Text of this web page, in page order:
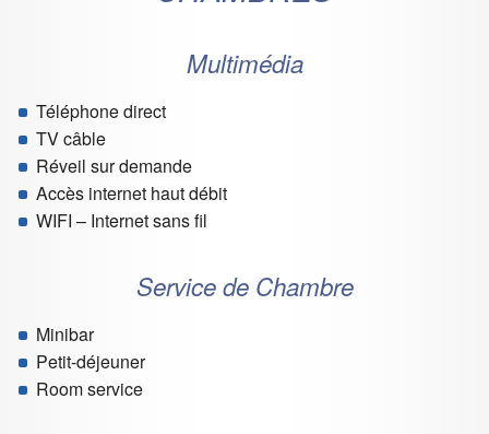
Multimédia
Téléphone direct
TV câble
Réveil sur demande
Accès internet haut débit
WIFI – Internet sans fil
Service de Chambre
Minibar
Petit-déjeuner
Room service